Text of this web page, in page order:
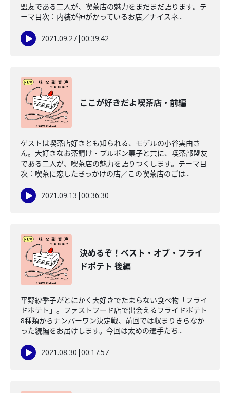
盟友である二人が、喫茶店の魅力をまだまだ語ります。テ
ーマ目次：内装が神がかっているお店／ナイスネ...
2021.09.27|00:39:42
ここが好きだよ喫茶店・前編
ゲストは喫茶店好きとも知られる、モデルの小谷実由さ
ん。大好きなお茶請け・ブルボン菓子と共に、喫茶部盟友
である二人が、喫茶店の魅力を語りつくします。テーマ目
次：喫茶に恋したきっかけの店／この喫茶店のごは...
2021.09.13 |00:36:30
決めるぞ！ベスト・オブ・フライ
ドポテト 後編
平野紗季子がとにかく大好きでたまらない食べ物「フライ
ドポテト」。ファストフード店で出会えるフライドポテト
8種類からナンバーワン決定戦、前回では収まりきらなか
った続編をお届けします。今回は太めの選手たち...
2021.08.30 |00:17:57